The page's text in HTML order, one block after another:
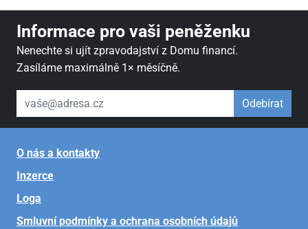
Informace pro vaši peněženku
Nenechte si ujít zpravodajství z Domu financí.
Zasíláme maximálně 1× měsíčně.
váš email Odebírat
O nás a kontakty
Inzerce
Loga
Smluvní podmínky a ochrana osobních údajů